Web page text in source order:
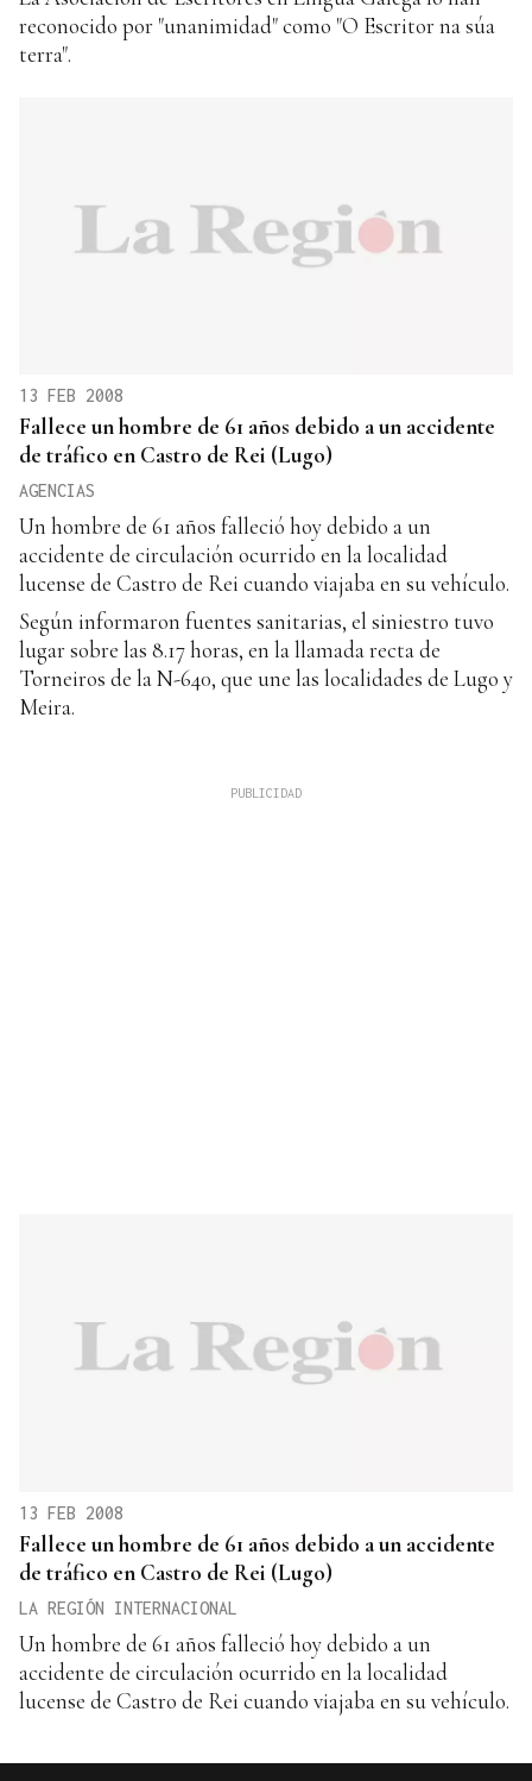
reconocido por "unanimidad" como "O Escritor na súa
terra".
13 FEB 2008
Fallece un hombre de 61 años debido a un accidente
de tráfico en Castro de Rei (Lugo)
AGENCIAS
Un hombre de 61 años falleció hoy debido a un
accidente de circulación ocurrido en la localidad
lucense de Castro de Rei cuando viajaba en su vehículo.
Según informaron fuentes sanitarias, el siniestro tuvo
lugar sobre las 8.17 horas, en la llamada recta de
Torneiros de la N-640, que une las localidades de Lugo y
Meira.
13 FEB 2008
Fallece un hombre de 61 años debido a un accidente
de tráfico en Castro de Rei (Lugo)
LA REGIÓN INTERNACIONAL
Un hombre de 61 años falleció hoy debido a un
accidente de circulación ocurrido en la localidad
lucense de Castro de Rei cuando viajaba en su vehículo.